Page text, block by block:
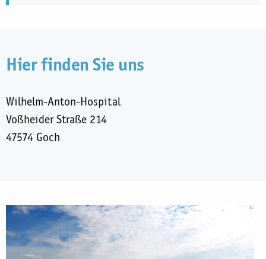
Hier finden Sie uns
Wilhelm-Anton-Hospital
Voßheider Straße 214
47574 Goch